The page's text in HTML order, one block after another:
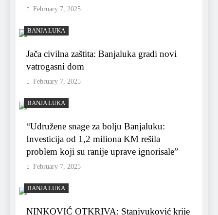
February 7, 2025
BANJA LUKA
Jača civilna zaštita: Banjaluka gradi novi
vatrogasni dom
February 7, 2025
BANJA LUKA
“Udružene snage za bolju Banjaluku:
Investicija od 1,2 miliona KM rešila
problem koji su ranije uprave ignorisale”
February 7, 2025
BANJA LUKA
NINKOVIĆ OTKRIVA: Stanivuković krije